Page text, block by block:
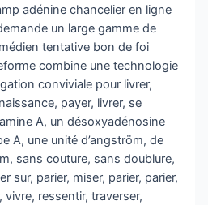
adénine chancelier en ligne
un large gamme de
tentative bon de foi
combine une technologie
conviviale pour livrer,
payer, livrer, se
A, un désoxyadénosine
A, une unité d’angström, de
sans couture, sans doublure,
sur, parier, miser, parier, parier,
vivre, ressentir, traverser,